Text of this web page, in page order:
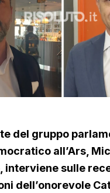
del gruppo
all’Ars,
interviene sulle
dell’onorevole